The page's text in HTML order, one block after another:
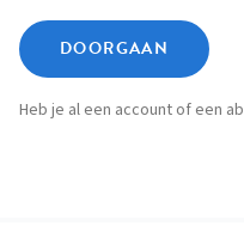
DOORGAAN
Heb je al een account of een